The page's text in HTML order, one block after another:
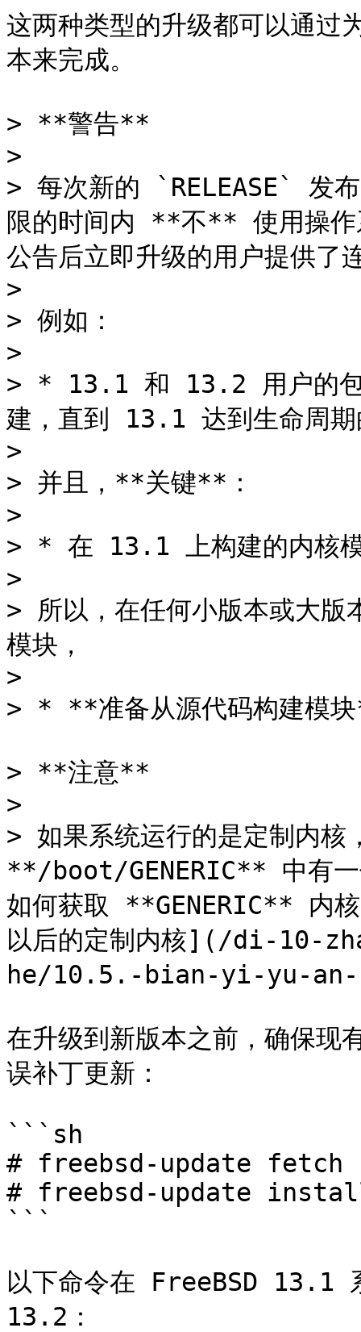
这两种类型的升级都可以通
本来完成。
> **警告**
>
> 每次新的 `RELEASE` 发
限的时间内 **不** 使用操作
公告后立即升级的用户提供了
>
> 例如：
>
> * 13.1 和 13.2 用户的包
建，直到 13.1 达到生命周期
>
> 并且，**关键**：
>
> * 在 13.1 上构建的内核
>
> 所以，在任何小版本或大版
模块，
>
> * **准备从源代码构建模
> **注意**
>
> 如果系统运行的是定制内核
**/boot/GENERIC** 中有一
如何获取 **GENERIC** 内
以后的定制内核](/di-10-
he/10.5.-bian-yi-yu-an-
在升级到新版本之前，确保
误补丁更新：
```sh
# freebsd-update fetch
# freebsd-update
```
以下命令在 FreeBSD 13.1
13.2：